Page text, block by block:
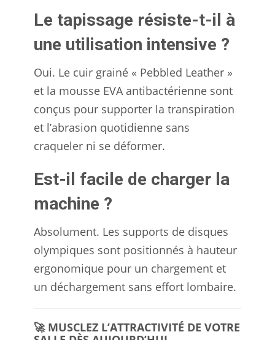
Le tapissage résiste-t-il à
une utilisation intensive ?
Oui. Le cuir grainé « Pebbled Leather »
et la mousse EVA antibactérienne sont
conçus pour supporter la transpiration
et l’abrasion quotidienne sans
craqueler ni se déformer.
Est-il facile de charger la
machine ?
Absolument. Les supports de disques
olympiques sont positionnés à hauteur
ergonomique pour un chargement et
un déchargement sans effort lombaire.
🚀 MUSCLEZ L’ATTRACTIVITÉ DE VOTRE